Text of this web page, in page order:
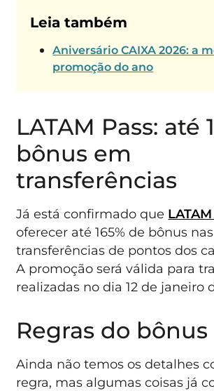
Leia também
Aniversário CAIXA 2026: a
promoção do ano
LATAM Pass: até
bônus em
transferências
Já está confirmado que
oferecer até 165% de bônus nas
transferências de pontos dos
A promoção será válida para
realizadas no dia 12 de janeiro
Regras do bônus
Ainda não temos os detalhes
regra, mas algumas coisas já